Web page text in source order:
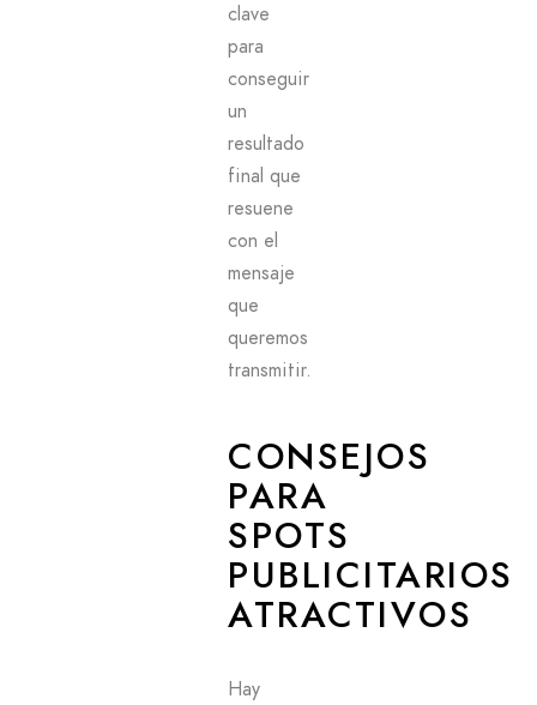
clave
para
conseguir
un
resultado
final que
resuene
con el
mensaje
que
queremos
transmitir.
CONSEJOS
PARA
SPOTS
PUBLICITARIOS
ATRACTIVOS
Hay